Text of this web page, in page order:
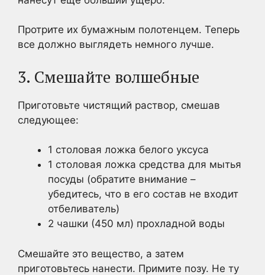
Протрите их бумажным полотенцем. Теперь
все должно выглядеть немного лучше.
3. Смешайте волшебные
Приготовьте чистящий раствор, смешав
следующее:
1 столовая ложка белого уксуса
1 столовая ложка средства для мытья
посуды (обратите внимание –
убедитесь, что в его состав не входит
отбеливатель)
2 чашки (450 мл) прохладной воды
Смешайте это вещество, а затем
приготовьтесь нанести. Примите позу. Не ту